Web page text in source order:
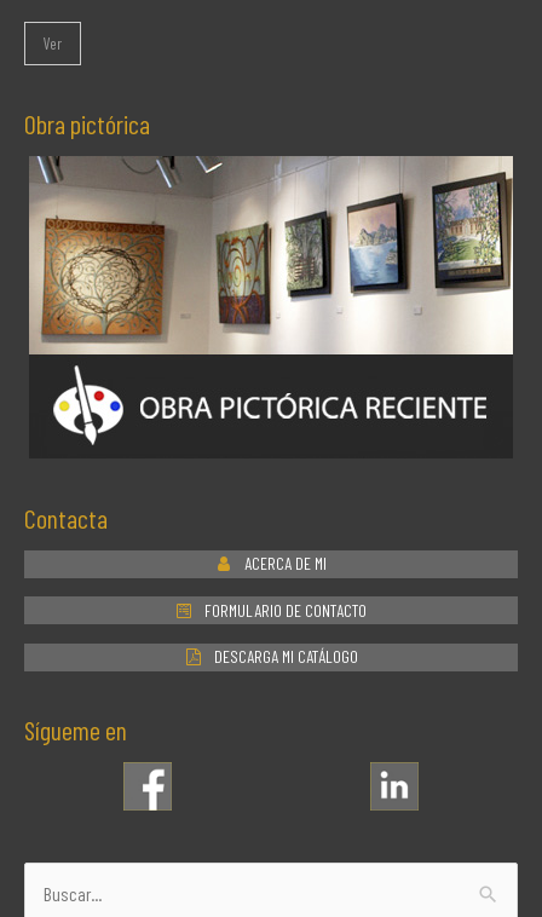
Ver
Obra pictórica
Contacta
ACERCA DE MI
FORMULARIO DE CONTACTO
DESCARGA MI CATÁLOGO
Sígueme en
Buscar